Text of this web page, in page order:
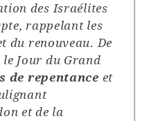
des Israélites
rappelant les
du renouveau. De
le Jour du Grand
de repentance et
et de la